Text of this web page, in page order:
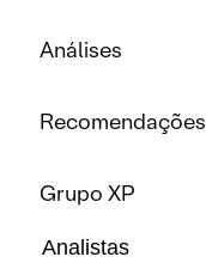
Análises
Recomendações
Grupo XP
Analistas